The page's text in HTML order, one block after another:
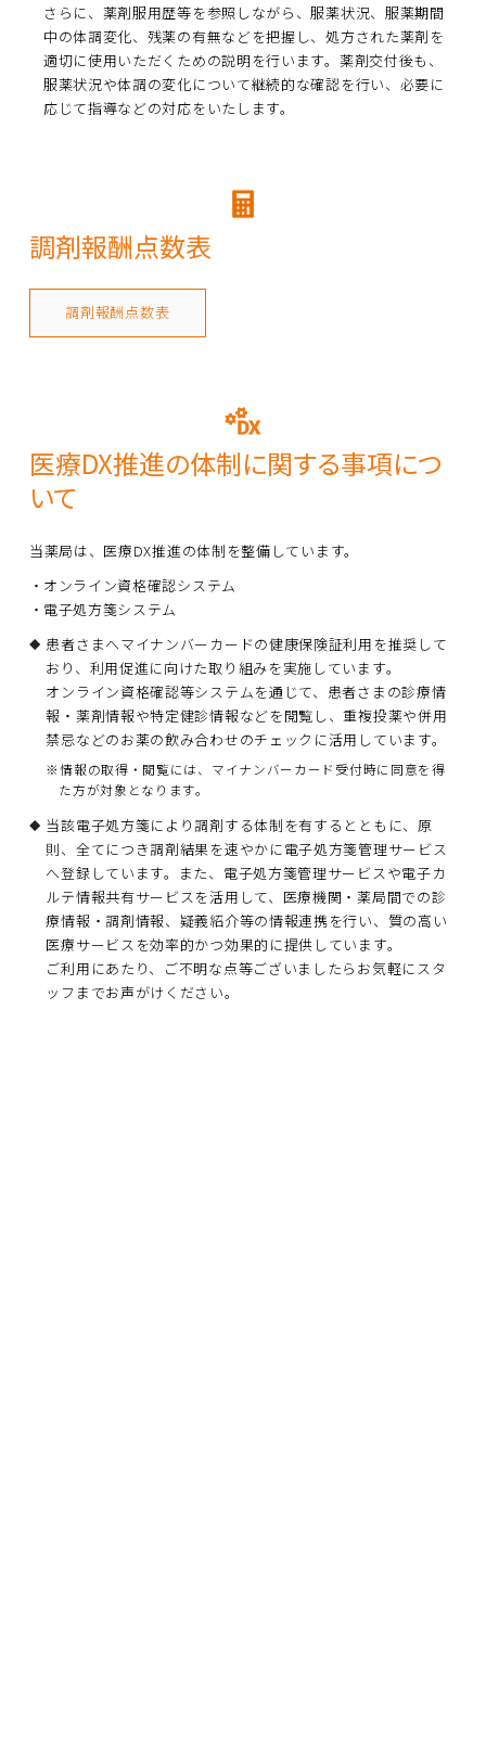
さらに、薬剤服用歴等を参照しながら、服薬状況、服薬期間
中の体調変化、残薬の有無などを把握し、処方された薬剤を
適切に使用いただくための説明を行います。薬剤交付後も、
服薬状況や体調の変化について継続的な確認を行い、必要に
応じて指導などの対応をいたします。
調剤報酬点数表
調剤報酬点数表
医療DX推進の体制に関する事項につ
いて
当薬局は、医療DX推進の体制を整備しています。
オンライン資格確認システム
電子処方箋システム
患者さまへマイナンバーカードの健康保険証利用を推奨して
おり、利用促進に向けた取り組みを実施しています。
オンライン資格確認等システムを通じて、患者さまの診療情
報・薬剤情報や特定健診情報などを閲覧し、重複投薬や併用
禁忌などのお薬の飲み合わせのチェックに活用しています。
※情報の取得・閲覧には、マイナンバーカード受付時に同意を得
た方が対象となります。
当該電子処方箋により調剤する体制を有するとともに、原
則、全てにつき調剤結果を速やかに電子処方箋管理サービス
へ登録しています。また、電子処方箋管理サービスや電子カ
ルテ情報共有サービスを活用して、医療機関・薬局間での診
療情報・調剤情報、疑義紹介等の情報連携を行い、質の高い
医療サービスを効率的かつ効果的に提供しています。
ご利用にあたり、ご不明な点等ございましたらお気軽にスタ
ッフまでお声がけください。